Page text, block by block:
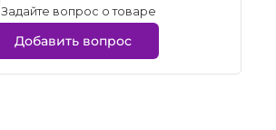
Задайте вопрос о товаре
Добавить вопрос